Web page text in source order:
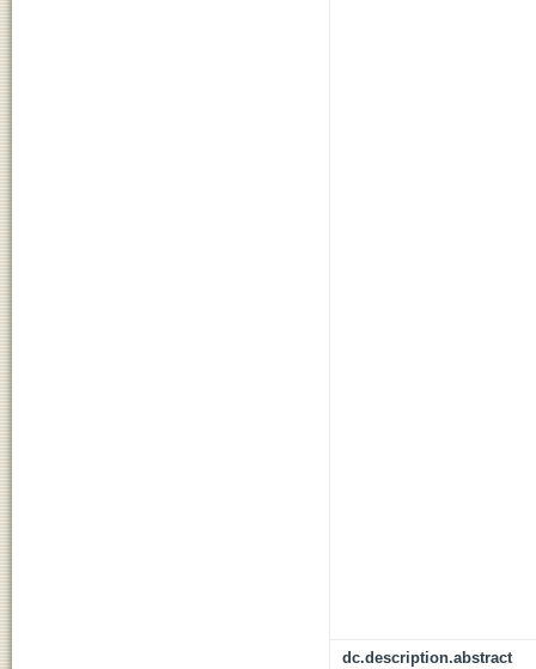
dc.description.abstract